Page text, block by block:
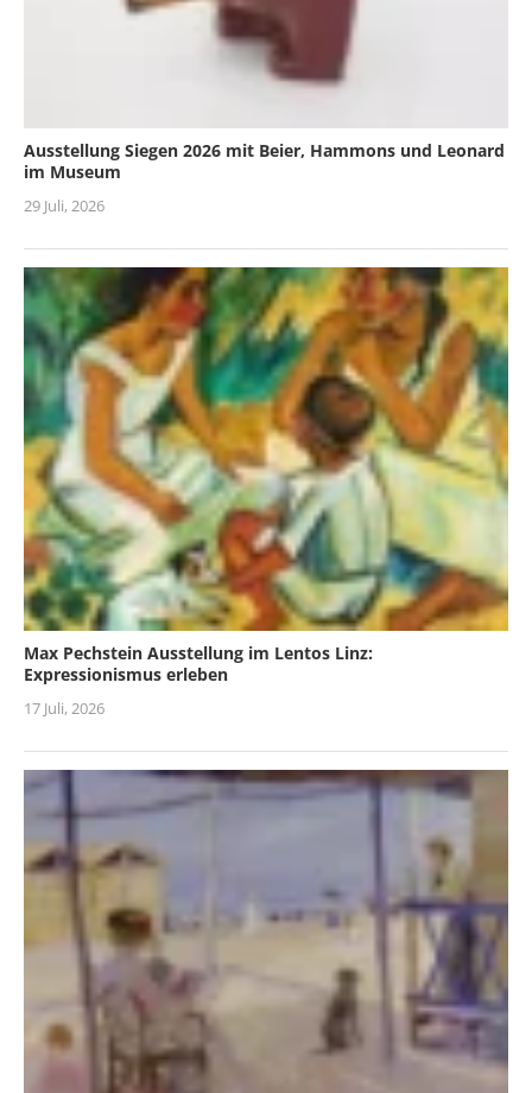
Ausstellung Siegen 2026 mit Beier, Hammons und Leonard
im Museum
29 Juli, 2026
Max Pechstein Ausstellung im Lentos Linz:
Expressionismus erleben
17 Juli, 2026